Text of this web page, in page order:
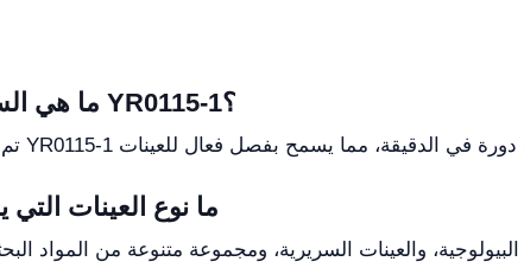
ما هي السرعة القصوى لجهاز الطرد المركزي YR0115-1؟
ما نوع العينات